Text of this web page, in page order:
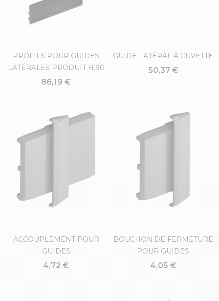
PROFILS POUR GUIDES
LATÉRALES PRODUIT H.90
86,19 €
GUIDE LATÉRAL À CUVETTE
50,37 €
ACCOUPLEMENT POUR
GUIDES
4,72 €
BOUCHON DE FERMETURE
POUR GUIDES
4,05 €